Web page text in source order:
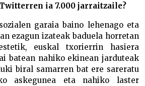
ia 7.000 jarraitzaile?
garaia baino lehenago eta
ezagun izateak baduela horretan
euskal txorierrin hasiera
batean nahiko ekinean jarduteak
biral samarren bat ere sareratu
askegunea eta nahiko laster